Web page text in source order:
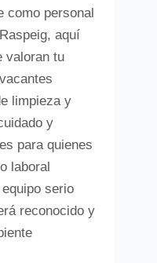
como personal
aquí
valoran tu
limpieza y
y
para quienes
laboral
serio
reconocido y